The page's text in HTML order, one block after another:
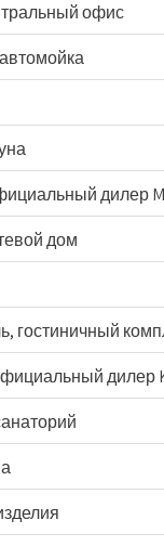
офис
дилер
дом
гостиничный
дилер